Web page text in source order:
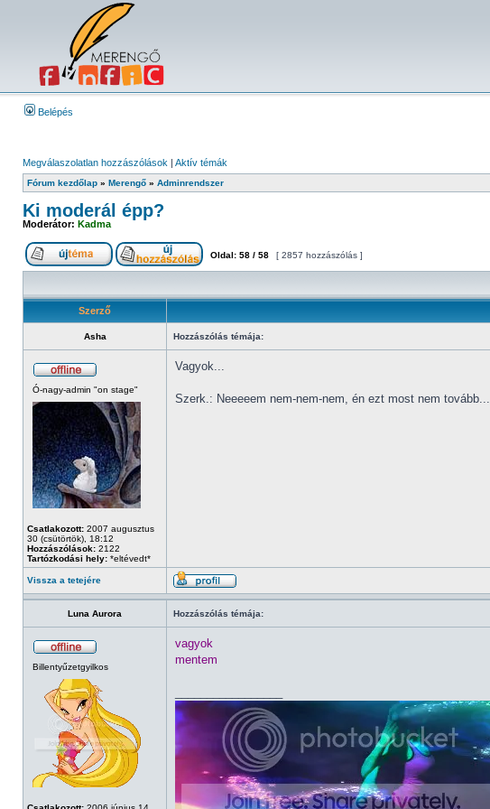
Belépés
Megválaszolatlan hozzászólások | Aktív témák
Fórum kezdőlap » Merengő » Adminrendszer
Ki moderál épp?
Moderátor: Kadma
Oldal: 58 / 58 [ 2857 hozzászólás ]
Szerző
Asha Hozzászólás témája:
Ó-nagy-admin "on stage"
Csatlakozott: 2007 augusztus
30 (csütörtök), 18:12
Hozzászólások: 2122
Tartózkodási hely: *eltévedt*
Vagyok...
Szerk.: Neeeeem nem-nem-nem, én ezt most nem tovább...
Vissza a tetejére
Luna Aurora Hozzászólás témája:
Billentyűzetgyilkos
vagyok
mentem